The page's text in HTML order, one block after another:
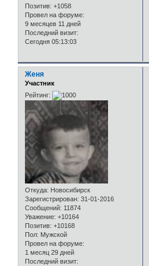
Позитив: +1058
Провел на форуме:
9 месяцев 11 дней
Последний визит:
Сегодня 05:13:03
Женя
Участник
Рейтинг:
Откуда: Новосибирск
Зарегистрирован: 31-01-2016
Сообщений: 11874
Уважение: +10164
Позитив: +10168
Пол: Мужской
Провел на форуме:
1 месяц 29 дней
Последний визит: